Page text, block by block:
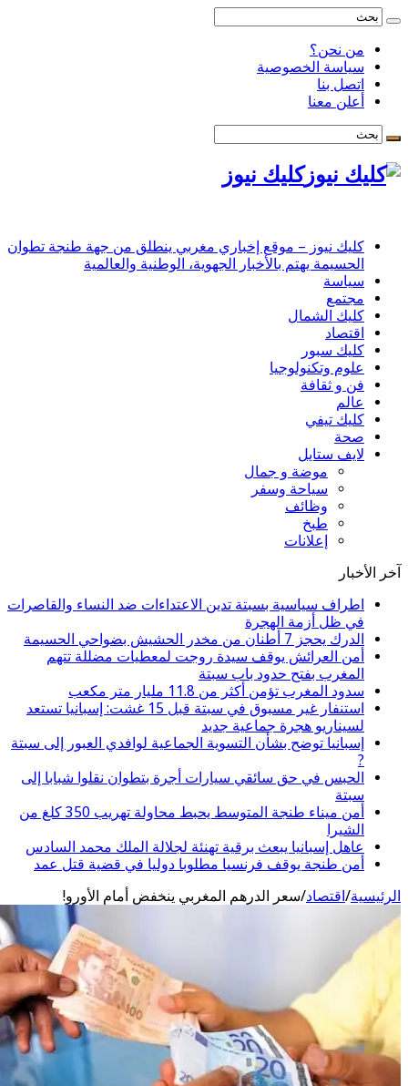
من نحن؟
سياسة الخصوصية
اتصل بنا
أعلن معنا
كليك نيوز
كليك نيوز – موقع إخباري مغربي ينطلق من جهة طنجة تطوان
الحسيمة يهتم بالأخبار الجهوية، الوطنية والعالمية
سياسة
مجتمع
كليك الشمال
اقتصاد
كليك سبور
علوم وتكنولوجيا
فن و ثقافة
عالم
كليك تيفي
صحة
لايف ستايل
موضة و جمال
سياحة وسفر
وظائف
طبخ
إعلانات
اطراف سياسية بسبتة تدين الاعتداءات ضد النساء والقاصرات
في ظل أزمة الهجرة
الدرك يحجز 7 أطنان من مخدر الحشيش بضواحي الحسيمة
أمن العرائش يوقف سيدة روجت لمعطيات مضللة تتهم
المغرب بفتح حدود باب سبتة
سدود المغرب تؤمن أكثر من 11.8 مليار متر مكعب
استنفار غير مسبوق في سبتة قبل 15 غشت: إسبانيا تستعد
لسيناريو هجرة جماعية جديد
إسبانيا توضح بشأن التسوية الجماعية لوافدي العبور إلى سبتة
الحبس في حق سائقي سيارات أجرة بتطوان نقلوا شبابا إلى
سبتة
أمن ميناء طنجة المتوسط يحبط محاولة تهريب 350 كلغ من
الشيرا
عاهل إسبانيا يبعث برقية تهنئة لجلالة الملك محمد السادس
أمن طنجة يوقف فرنسيا مطلوبا دوليا في قضية قتل عمد
/اقتصاد/سعر الدرهم المغربي ينخفض أمام الأورو!